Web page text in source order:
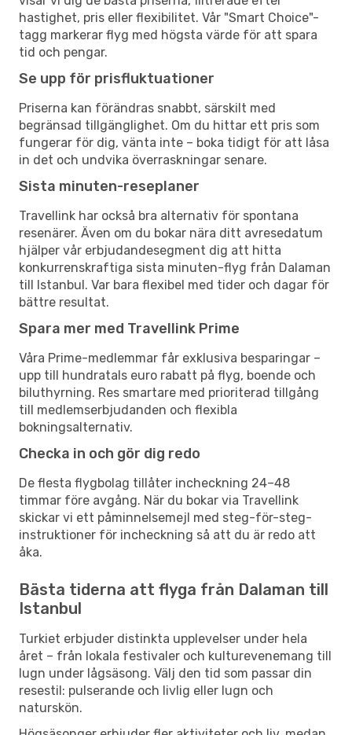
hastighet, pris eller flexibilitet. Vår "Smart Choice"-
tagg markerar flyg med högsta värde för att spara
tid och pengar.
Se upp för prisfluktuationer
Priserna kan förändras snabbt, särskilt med
begränsad tillgänglighet. Om du hittar ett pris som
fungerar för dig, vänta inte – boka tidigt för att låsa
in det och undvika överraskningar senare.
Sista minuten-reseplaner
Travellink har också bra alternativ för spontana
resenärer. Även om du bokar nära ditt avresedatum
hjälper vår erbjudandesegment dig att hitta
konkurrenskraftiga sista minuten-flyg från Dalaman
till Istanbul. Var bara flexibel med tider och dagar för
bättre resultat.
Spara mer med Travellink Prime
Våra Prime-medlemmar får exklusiva besparingar –
upp till hundratals euro rabatt på flyg, boende och
biluthyrning. Res smartare med prioriterad tillgång
till medlemserbjudanden och flexibla
bokningsalternativ.
Checka in och gör dig redo
De flesta flygbolag tillåter incheckning 24–48
timmar före avgång. När du bokar via Travellink
skickar vi ett påminnelsemejl med steg-för-steg-
instruktioner för incheckning så att du är redo att
åka.
Bästa tiderna att flyga från Dalaman till
Istanbul
Turkiet erbjuder distinkta upplevelser under hela
året – från lokala festivaler och kulturevenemang till
lugn under lågsäsong. Välj den tid som passar din
resestil: pulserande och livlig eller lugn och
naturskön.